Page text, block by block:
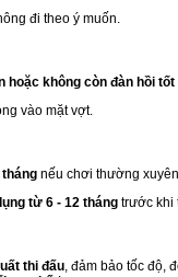
đi theo ý muốn.
hoặc không còn đàn hồi
vào mặt vợt.
tháng nếu chơi thường
từ 6 - 12 tháng trước khi
thi đấu, đảm bảo tốc độ,